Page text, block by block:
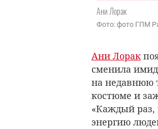
Ани Лорак
Фото: фото ГПМ
Ани Лорак
сменила
на недавнюю
костюме и
«Каждый раз,
энергию